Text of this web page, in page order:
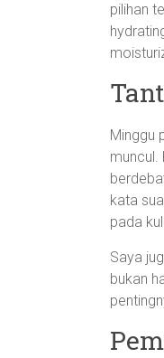
pilihan
Minggu
muncul.
kata
pada
Saya
bukan